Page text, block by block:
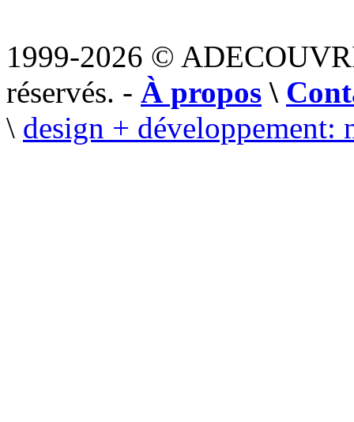
1999-2026 ©
réservés. - À propos \
\ design + développement: